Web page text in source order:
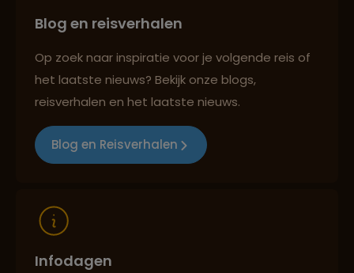
Best beoordeelde reisroutes
Reizen met oog voor mens, cultuur en milieu
Blog en reisverhalen
Op zoek naar inspiratie voor je volgende reis of
het laatste nieuws? Bekijk onze blogs,
reisverhalen en het laatste nieuws.
Blog en Reisverhalen
Infodagen